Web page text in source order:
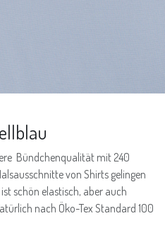
Bündchenqualität mit 240
von Shirts gelingen
schön elastisch, aber auch
nach Öko-Tex Standard 100